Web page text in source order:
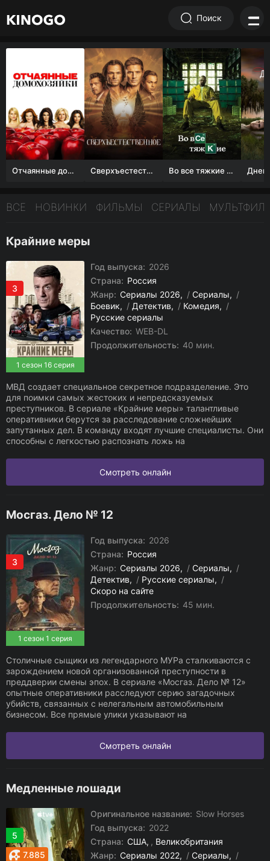
Поиск
Отчаянные домохозяйки (1 сезон) Сверхъестественное Во все тяжкие 1-5 сезон
ВСЕ НОВИНКИ ФИЛЬМЫ СЕРИАЛЫ
Крайние меры
3
1 сезон 16 серия
Год выпуска: 2026
Страна: Россия
Жанр: Сериалы 2026 / Сериалы
/
Боевик
/ Детектив / Комедия
/
Русские сериалы
Качество: WEB-DL
Продолжительность: 40 мин.
МВД создает специальное секретное подразделение. Это
для поимки самых жестоких и непредсказуемых
преступников. В сериале «Крайние меры» талантливые
оперативники берутся за расследование сложнейших
запутанных дел. В команду входят лучшие специалисты. Они
способны с легкостью распознать ложь на
Смотреть онлайн
Мосгаз. Дело № 12
3
1 сезон 1 серия
Год выпуска: 2026
Страна: Россия
Жанр: Сериалы 2026 / Сериалы
/
Детектив
/ Русские сериалы
/
Скоро на сайте
Продолжительность: 45 мин.
Столичные сыщики из легендарного МУРа сталкиваются с
зарождением новой организованной преступности в
преддверии смены эпох. В сериале «Мосгаз. Дело № 12»
опытные оперативники расследуют серию загадочных
убийств, связанных с нелегальным автомобильным
бизнесом. Все прямые улики указывают на
Смотреть онлайн
Медленные лошади
5
7.885
Оригинальное название: Slow Horses
Год выпуска: 2022
Страна: США , Великобритания
Жанр: Сериалы 2022 / Сериалы
/